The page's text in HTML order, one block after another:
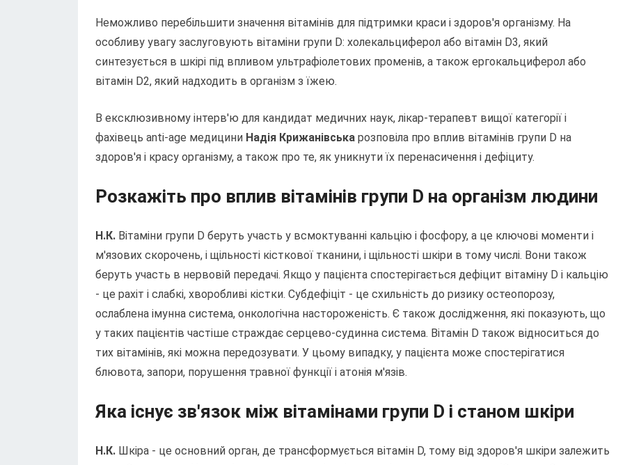
Неможливо перебільшити значення вітамінів для підтримки краси і здоров'я організму. На
особливу увагу заслуговують вітаміни групи D: холекальциферол або вітамін D3, який
синтезується в шкірі під впливом ультрафіолетових променів, а також ергокальциферол або
вітамін D2, який надходить в організм з їжею.
В ексклюзивному інтерв'ю для кандидат медичних наук, лікар-терапевт вищої категорії і
фахівець anti-age медицини Надія Крижанівська розповіла про вплив вітамінів групи D на
здоров'я і красу організму, а також про те, як уникнути їх перенасичення і дефіциту.
Розкажіть про вплив вітамінів групи D на організм людини
Н.К. Вітаміни групи D беруть участь у всмоктуванні кальцію і фосфору, а це ключові моменти і
м'язових скорочень, і щільності кісткової тканини, і щільності шкіри в тому числі. Вони також
беруть участь в нервовій передачі. Якщо у пацієнта спостерігається дефіцит вітаміну D і кальцію
- це рахіт і слабкі, хворобливі кістки. Субдефіціт - це схильність до ризику остеопорозу,
ослаблена імунна система, онкологічна настороженість. Є також дослідження, які показують, що
у таких пацієнтів частіше страждає серцево-судинна система. Вітамін D також відноситься до
тих вітамінів, які можна передозувати. У цьому випадку, у пацієнта може спостерігатися
блювота, запори, порушення травної функції і атонія м'язів.
Яка існує зв'язок між вітамінами групи D і станом шкіри
Н.К. Шкіра - це основний орган, де трансформується вітамін D, тому від здоров'я шкіри залежить